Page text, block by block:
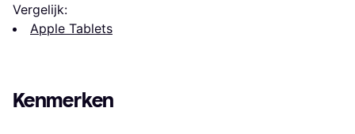
Vergelijk:
Apple Tablets
Kenmerken